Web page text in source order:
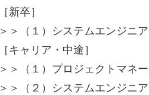
［新卒］
＞＞（１）システムエンジニア
［キャリア・中途］
＞＞（１）プロジェクトマネ
＞＞（２）システムエンジニア